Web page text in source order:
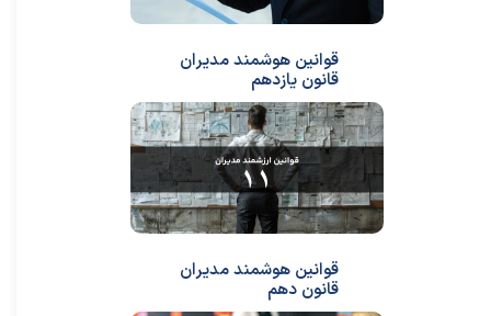
قوانین هوشمند مدیران
قانون یازدهم
قوانین هوشمند مدیران
قانون دهم